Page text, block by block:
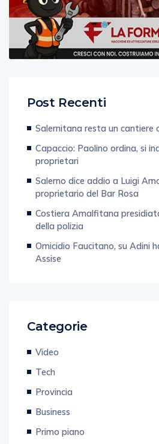
Post Recenti
Salernitana resta un cantiere
Capaccio: Paolino ordina, si
proprietari
Salerno dice addio a Luigi
proprietario del Bar Rosa
Costiera Amalfitana
della polizia
Omicidio Faucitano, su Adini
Assise
Categorie
Video
Tech
Provincia
Business
Primo piano